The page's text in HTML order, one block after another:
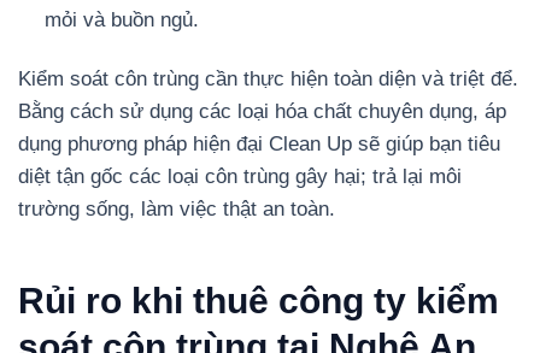
mỏi và buồn ngủ.
Kiểm soát côn trùng cần thực hiện toàn diện và triệt để.
Bằng cách sử dụng các loại hóa chất chuyên dụng, áp
dụng phương pháp hiện đại Clean Up sẽ giúp bạn tiêu
diệt tận gốc các loại côn trùng gây hại; trả lại môi
trường sống, làm việc thật an toàn.
Rủi ro khi thuê công ty kiểm